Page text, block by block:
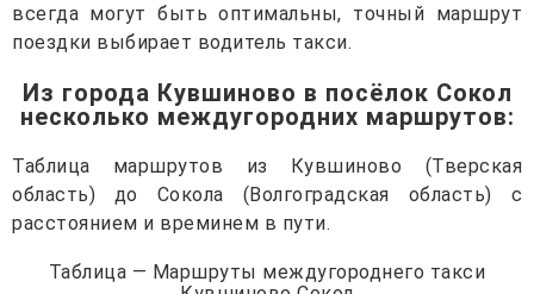
всегда могут быть оптимальны, точный маршрут
поездки выбирает водитель такси.
Из города Кувшиново в посёлок Сокол
несколько междугородних маршрутов:
Таблица маршрутов из Кувшиново (Тверская
область) до Сокола (Волгоградская область) с
расстоянием и времинем в пути.
Таблица — Маршруты междугороднего такси